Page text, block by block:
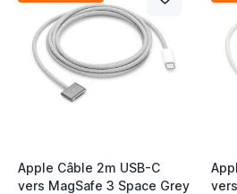
Apple Câble 2m USB-C
vers MagSafe 3 Space Grey